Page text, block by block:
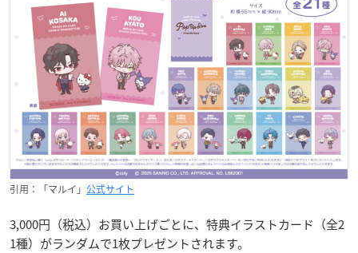
引用：「マルイ」 公式サイト
3,000円（税込）お買い上げごとに、特典イラストカード（全2
1種）がランダムで1枚プレゼントされます。